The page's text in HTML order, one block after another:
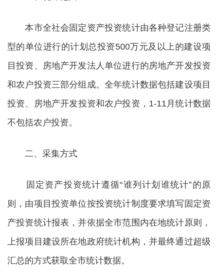
本市全社会固定资产投资统计由各种登记注册类
型的单位进行的计划总投资500万元及以上的建设项
目投资、房地产开发法人单位进行的房地产开发投资
和农户投资三部分组成。全年统计数据包括建设项目
投资、房地产开发投资和农户投资，1-11月统计数据
不包括农户投资。
二、采集方式
固定资产投资统计遵循“谁列计划谁统计”的原
则，由项目投资单位按投资统计制度要求填写固定资
产投资统计报表，并依据全市范围内在地统计原则，
上报项目建设所在地政府统计机构，并最终通过超级
汇总的方式获取全市统计数据。